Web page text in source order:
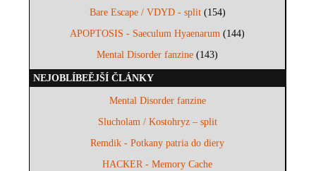
Bare Escape / VDYD - split(154)
APOPTOSIS - Saeculum Hyaenarum (144)
Mental Disorder fanzine (143)
NEJOBLÍBEĚJŠÍ ČLÁNKY
Mental Disorder fanzine
Slucholam / Kostohryz – split
Remdik - Potkany patria do diery
HACKER - Memory Cache